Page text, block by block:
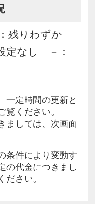
残りわずか
定なし －：
一定時間の更新と
覧ください。
ましては、次画面
条件により変動す
の代金につきまし
ださい。